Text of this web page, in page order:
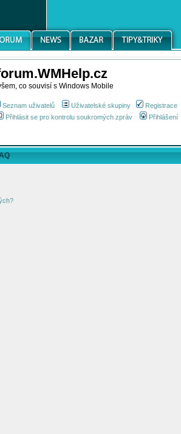
co souvisí s Windows Mobile
Seznam uživatelů Uživatelské skupiny
Registrace
Přihlásit se pro kontrolu soukromých zpráv Přihlášení